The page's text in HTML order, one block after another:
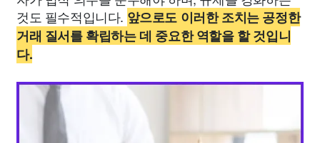
것도 필수적입니다. 앞으로도 이러한 조치는 공정한
거래 질서를 확립하는 데 중요한 역할을 할 것입니
다.